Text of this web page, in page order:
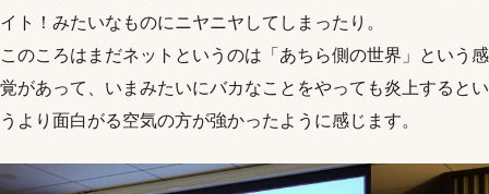
イト！みたいなものにニヤニヤしてしまったり。
このころはまだネットというのは「あちら側の世界」という感
覚があって、いまみたいにバカなことをやっても炎上するとい
うより面白がる空気の方が強かったように感じます。